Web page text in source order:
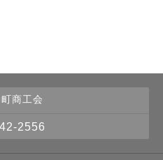
商工会
2556
じめる